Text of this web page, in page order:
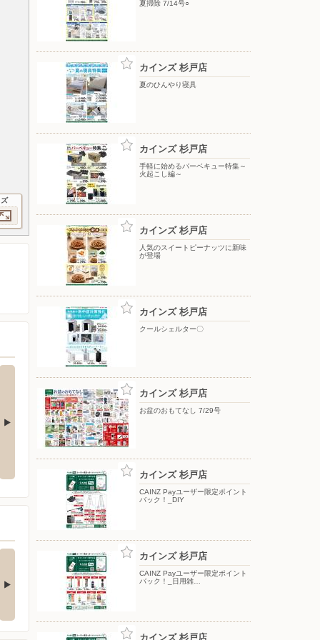
夏のひんやり寝具
酒類合同キャンペ
酒類合同キャンペーン
中！ 抽選で最大…
夏掃除 7/14号○
カインズ 杉戸店
夏のひんやり寝具
カインズ 杉戸店
手軽に始めるバーベキュー特集～
火起こし編～
カインズ 杉戸店
人気のスイートピーナッツに新味
が登場
カインズ 杉戸店
クールシェルター〇
カインズ 杉戸店
お盆のおもてなし 7/29号
カインズ 杉戸店
CAINZ Payユーザー限定ポイント
バック！_DIY
カインズ 杉戸店
CAINZ Payユーザー限定ポイント
バック！_日用雑…
カインズ 杉戸店